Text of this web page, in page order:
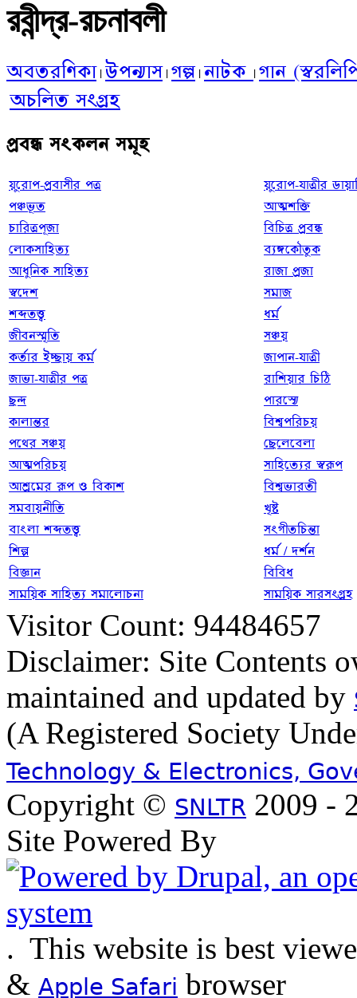
রবীন্দ্র-রচনাবলী
অবতরণিকা |উপন্যাস |গল্প |‌নাটক |গান
অচলিত সংগ্রহ
প্রবন্ধ সংকলন সমূহ
য়ুরোপ-প্রবাসীর পত্র
য়ুরোপ-যাত্রীর
পঞ্চভূত
আত্মশক্তি
চারিত্রপূজা
বিচিত্র প্রবন্ধ
লোকসাহিত্য
ব্যঙ্গকৌতুক
আধুনিক সাহিত্য
রাজা প্রজা
স্বদেশ
সমাজ
শব্দতত্ত্ব
ধর্ম
জীবনস্মৃতি
সঞ্চয়
কর্তার ইচ্ছায় কর্ম
জাপান-যাত্রী
জাভা-যাত্রীর পত্র
রাশিয়ার চিঠি
ছন্দ
পারস্যে
কালান্তর
বিশ্বপরিচয়
পথের সঞ্চয়
ছেলেবেলা
আত্মপরিচয়
সাহিত্যের স্বরূপ
আশ্রমের রূপ ও বিকাশ
বিশ্বভারতী
সমবায়নীতি
খৃষ্ট
বাংলা শব্দতত্ত্ব
সংগীতচিন্তা
শিল্প
ধর্ম / দর্শন
বিজ্ঞান
বিবিধ
সাময়িক সাহিত্য সমালোচনা
সাময়িক সারসংগ্রহ
Visitor Count: 94484657
Disclaimer: Site Contents
maintained and updated by
(A Registered Society
Technology & Electronics,
Copyright © SNLTR 2009 -
Site Powered By
. This website is best
& Apple Safari browser